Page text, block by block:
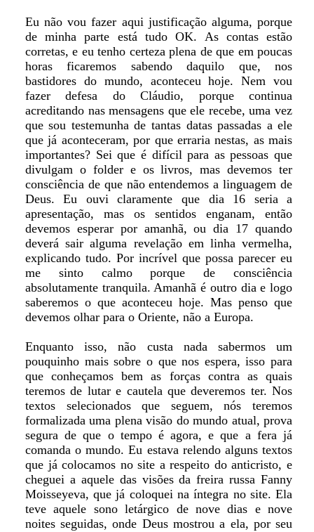
Eu não vou fazer aqui justificação alguma, porque
de minha parte está tudo OK. As contas estão
corretas, e eu tenho certeza plena de que em poucas
horas ficaremos sabendo daquilo que, nos
bastidores do mundo, aconteceu hoje. Nem vou
fazer defesa do Cláudio, porque continua
acreditando nas mensagens que ele recebe, uma vez
que sou testemunha de tantas datas passadas a ele
que já aconteceram, por que erraria nestas, as mais
importantes? Sei que é difícil para as pessoas que
divulgam o folder e os livros, mas devemos ter
consciência de que não entendemos a linguagem de
Deus. Eu ouvi claramente que dia 16 seria a
apresentação, mas os sentidos enganam, então
devemos esperar por amanhã, ou dia 17 quando
deverá sair alguma revelação em linha vermelha,
explicando tudo. Por incrível que possa parecer eu
me sinto calmo porque de consciência
absolutamente tranquila. Amanhã é outro dia e logo
saberemos o que aconteceu hoje. Mas penso que
devemos olhar para o Oriente, não a Europa.
Enquanto isso, não custa nada sabermos um
pouquinho mais sobre o que nos espera, isso para
que conheçamos bem as forças contra as quais
teremos de lutar e cautela que deveremos ter. Nos
textos selecionados que seguem, nós teremos
formalizada uma plena visão do mundo atual, prova
segura de que o tempo é agora, e que a fera já
comanda o mundo. Eu estava relendo alguns textos
que já colocamos no site a respeito do anticristo, e
cheguei a aquele das visões da freira russa Fanny
Moisseyeva, que já coloquei na íntegra no site. Ela
teve aquele sono letárgico de nove dias e nove
noites seguidas, onde Deus mostrou a ela, por seu